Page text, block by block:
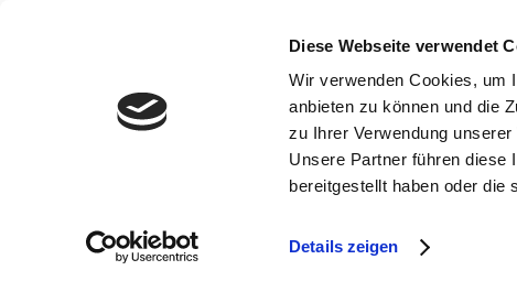
Diese Webseite verwendet
Wir verwenden Cookies, um
anbieten zu können und die
zu Ihrer Verwendung
Unsere Partner führen diese
bereitgestellt haben oder die
Details zeigen
bestellen und ausdrucken
3 x